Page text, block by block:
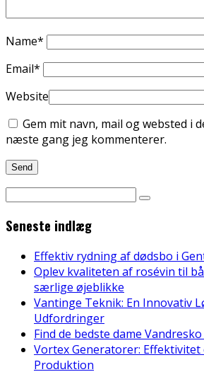
Name*
Email*
Website
Gem mit navn, mail og websted i
næste gang jeg kommenterer.
Seneste indlæg
Effektiv rydning af dødsbo i
Oplev kvaliteten af rosévin til
særlige øjeblikke
Vantinge Teknik: En Innovativ
Udfordringer
Find de bedste dame
Vortex Generatorer:
Produktion